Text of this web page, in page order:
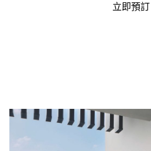
立即預訂